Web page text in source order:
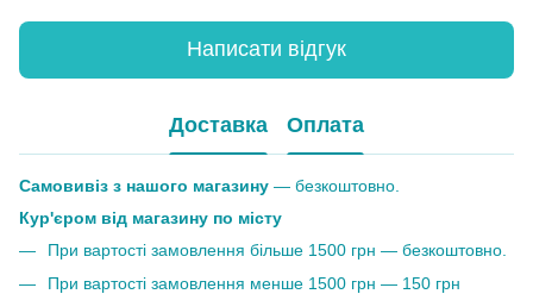
Написати відгук
Доставка Оплата
Самовивіз з нашого магазину — безкоштовно.
Кур'єром від магазину по місту
При вартості замовлення більше 1500 грн — безкоштовно.
При вартості замовлення менше 1500 грн — 150 грн